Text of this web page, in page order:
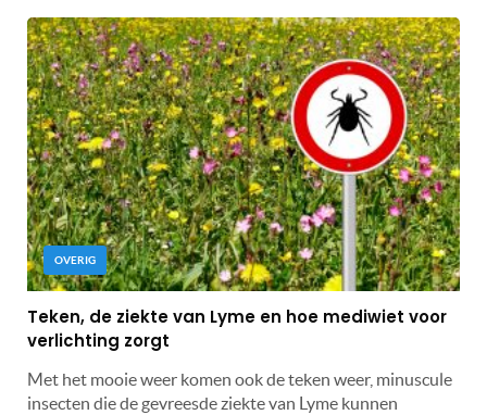
OVERIG
Teken, de ziekte van Lyme en hoe mediwiet voor
verlichting zorgt
Met het mooie weer komen ook de teken weer, minuscule
insecten die de gevreesde ziekte van Lyme kunnen